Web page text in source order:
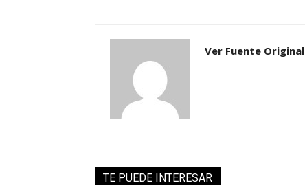
Ver Fuente Original
TE PUEDE INTERESAR